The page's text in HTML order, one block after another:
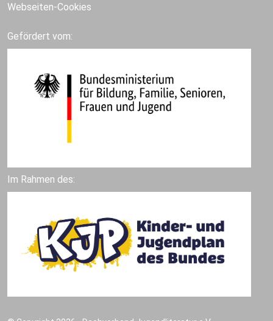
Webseiten-Cookies
Gefördert vom:
Im Rahmen des: